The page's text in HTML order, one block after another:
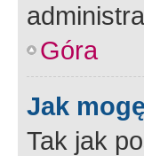
Góra
Jak
Tak jak